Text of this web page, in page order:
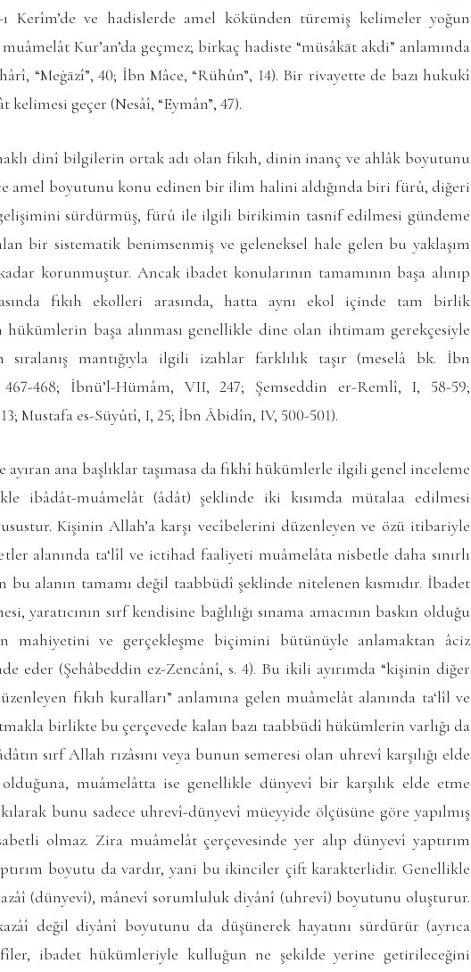
ı Kerîm’de ve hadislerde amel kökünden türemiş kelimeler yoğun
Kur’an’da geçmez; birkaç hadiste “müsâkāt akdi” anlamında
“Meġāzî”, 40; İbn Mâce, “Rühûn”, 14). Bir rivayette de bazı hukukî
geçer (Nesâî, “Eymân”, 47).
dinî bilgilerin ortak adı olan fıkıh, dinin inanç ve ahlâk boyutunu
amel boyutunu konu edinen bir ilim halini aldığında biri fürû, diğeri
sürdürmüş, fürû ile ilgili birikimin tasnif edilmesi gündeme
bir sistematik benimsenmiş ve geleneksel hale gelen bu yaklaşım
korunmuştur. Ancak ibadet konularının tamamının başa alınıp
fıkıh ekolleri arasında, hatta aynı ekol içinde tam birlik
hükümlerin başa alınması genellikle dine olan ihtimam gerekçesiyle
sıralanış mantığıyla ilgili izahlar farklılık taşır (meselâ bk. İbn
468; İbnü’l-Hümâm, VII, 247; Şemseddin er-Remlî, I, 58-59;
Mustafa es-Süyûtî, I, 25; İbn Âbidîn, IV, 500-501).
ana başlıklar taşımasa da fıkhî hükümlerle ilgili genel inceleme
ibâdât-muâmelât (âdât) şeklinde iki kısımda mütalaa edilmesi
Kişinin Allah’a karşı vecîbelerini düzenleyen ve özü itibariyle
alanında ta‘lîl ve ictihad faaliyeti muâmelâta nisbetle daha sınırlı
alanın tamamı değil taabbüdî şeklinde nitelenen kısmıdır. İbadet
yaratıcının sırf kendisine bağlılığı sınama amacının baskın olduğu
mahiyetini ve gerçekleşme biçimini bütünüyle anlamaktan âciz
eder (Şehâbeddin ez-Zencânî, s. 4). Bu ikili ayırımda “kişinin diğer
fıkıh kuralları” anlamına gelen muâmelât alanında ta‘lîl ve
birlikte bu çerçevede kalan bazı taabbüdî hükümlerin varlığı da
sırf Allah rızâsını veya bunun semeresi olan uhrevî karşılığı elde
muâmelâtta ise genellikle dünyevî bir karşılık elde etme
bunu sadece uhrevî-dünyevî müeyyide ölçüsüne göre yapılmış
olmaz. Zira muâmelât çerçevesinde yer alıp dünyevî yaptırım
boyutu da vardır, yani bu ikinciler çift karakterlidir. Genellikle
(dünyevî), mânevî sorumluluk diyânî (uhrevî) boyutunu oluşturur.
değil diyânî boyutunu da düşünerek hayatını sürdürür (ayrıca
ibadet hükümleriyle kulluğun ne şekilde yerine getirileceğini